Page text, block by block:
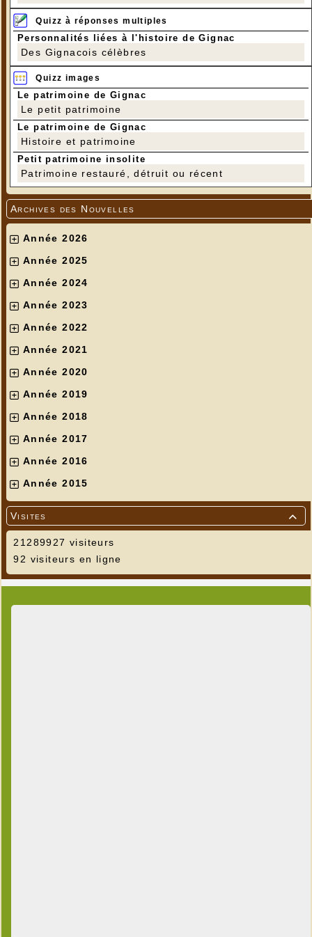
Quizz à réponses multiples
Personnalités liées à l'histoire de Gignac
Des Gignacois célèbres
Quizz images
Le patrimoine de Gignac
Le petit patrimoine
Le patrimoine de Gignac
Histoire et patrimoine
Petit patrimoine insolite
Patrimoine restauré, détruit ou récent
Archives des Nouvelles
Année 2026
Année 2025
Année 2024
Année 2023
Année 2022
Année 2021
Année 2020
Année 2019
Année 2018
Année 2017
Année 2016
Année 2015

Visites
21289927 visiteurs
92 visiteurs en ligne